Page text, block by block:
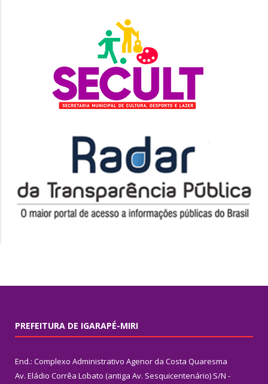
PREFEITURA DE IGARAPÉ-MIRI
End.: Complexo Administrativo Agenor da Costa Quaresma
Av. Eládio Corrêa Lobato (antiga Av. Sesquicentenário) S/N -